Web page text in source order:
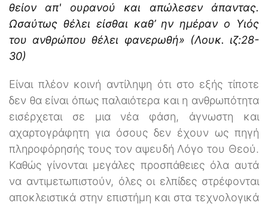
θείον απ' ουρανού και απώλεσεν άπαντας.
Ωσαύτως θέλει είσθαι καθ’ ην ημέραν ο Υιός
του ανθρώπου θέλει φανερωθή» (Λουκ. ιζ:28-
30)
Είναι πλέον κοινή αντίληψη ότι στο εξής τίποτε
δεν θα είναι όπως παλαιότερα και η ανθρωπότητα
εισέρχεται σε μια νέα φάση, άγνωστη και
αχαρτογράφητη για όσους δεν έχουν ως πηγή
πληροφόρησής τους τον αψευδή Λόγο του Θεού.
Καθώς γίνονται μεγάλες προσπάθειες όλα αυτά
να αντιμετωπιστούν, όλες οι ελπίδες στρέφονται
αποκλειστικά στην επιστήμη και στα τεχνολογικά